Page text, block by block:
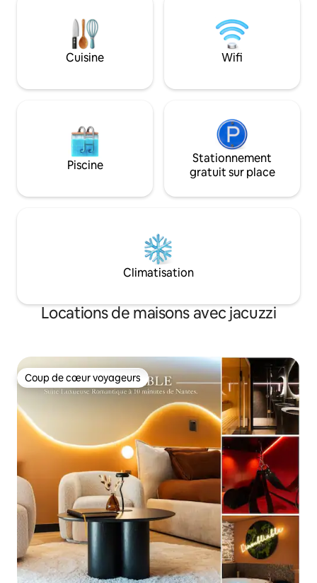
équipée . -Jaccuzzi en
supplément20€/nuit(⛔️ - 16
ans)réservable 24 h à l'avance
Cuisine Wifi
Piscine
Stationnement
gratuit sur place
Climatisation
Locations de maisons avec jacuzzi
Coup de cœur voyageurs
Coup de cœur voyageurs